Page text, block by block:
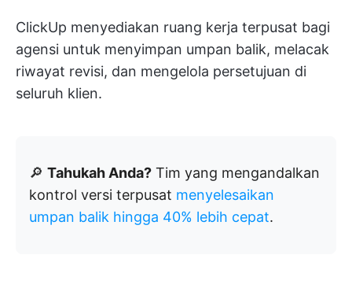
ClickUp menyediakan ruang kerja terpusat bagi
agensi untuk menyimpan umpan balik, melacak
riwayat revisi, dan mengelola persetujuan di
seluruh klien.
🔎 Tahukah Anda? Tim yang mengandalkan
kontrol versi terpusat menyelesaikan
umpan balik hingga 40% lebih cepat.